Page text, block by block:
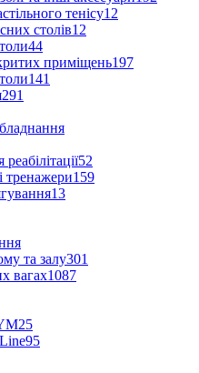
тенісу12
столів12
44
приміщень197
141
291
52
тренажери159
13
та залу301
вагах1087
25
95